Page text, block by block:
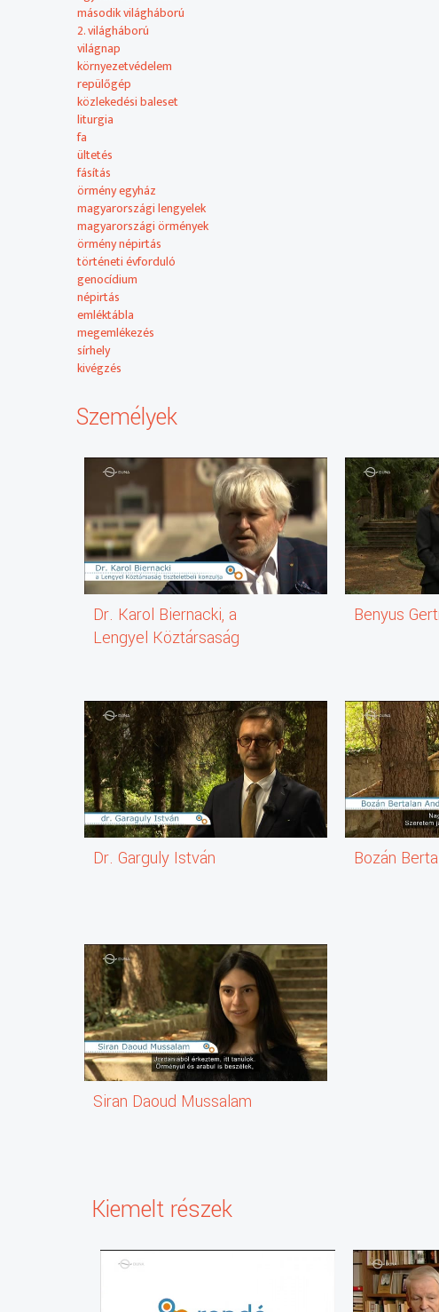
nagykövetségek dolgozói. A projekt célja az ökoszisztéma
jövőjéért.
A Magyar Televízióban 1994 januárjától látható a Rondó
A magyarországi nemzetiségek közül a hat kis létszámú
sokszínű kultúrájukat.
Ugyanakkor számos olyan témát találni a kínálatban, ami
ajánlóban igyekszünk minél szélesebb körben beharangozni
körben adhat számot érdeklődésre.
második világháború
2. világháború
világnap
környezetvédelem
repülőgép
közlekedési baleset
liturgia
fa
ültetés
fásítás
örmény egyház
magyarországi lengyelek
magyarországi örmények
örmény népirtás
történeti évforduló
genocídium
népirtás
emléktábla
megemlékezés
sírhely
kivégzés
Személyek
Dr. Karol Biernacki, a
Lengyel Köztársaság
Dr. Garguly István
Siran Daoud Mussalam
Benyus
Bozán
Kiemelt részek